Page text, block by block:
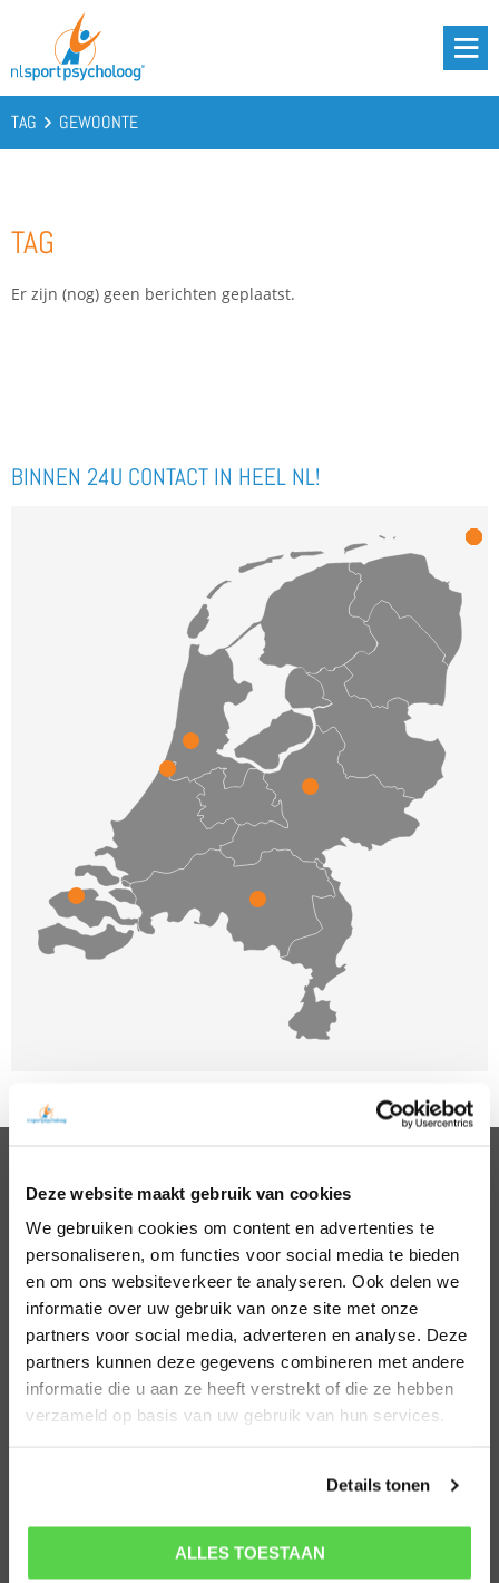
Deze website maakt gebruik van cookies
We gebruiken cookies om content en advertenties te
personaliseren, om functies voor social media te bieden
en om ons websiteverkeer te analyseren. Ook delen we
informatie over uw gebruik van onze site met onze
partners voor social media, adverteren en analyse. Deze
partners kunnen deze gegevens combineren met andere
informatie die u aan ze heeft verstrekt of die ze hebben
verzameld op basis van uw gebruik van hun services.
Details tonen
ALLES TOESTAAN
CONTACT
TAG GEWOONTE
TAG
Er zijn (nog) geen berichten geplaatst.
BINNEN 24U CONTACT IN HEEL NL!
PSYCHOLOGEN
Noord Holland
Zuid Holland
Noord Brabant
Gelderland
Utrecht
Overijssel
Zeeland
Amsterdam
Almere
Hillegom
Den Bosch
Eindhoven
Den Haag
Leiden
Middelburg
Nijmegen
Roosendaal
Rotterdam
POPULAIRE SPORTEN